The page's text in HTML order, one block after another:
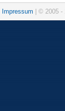
Impressum | © 2005 -